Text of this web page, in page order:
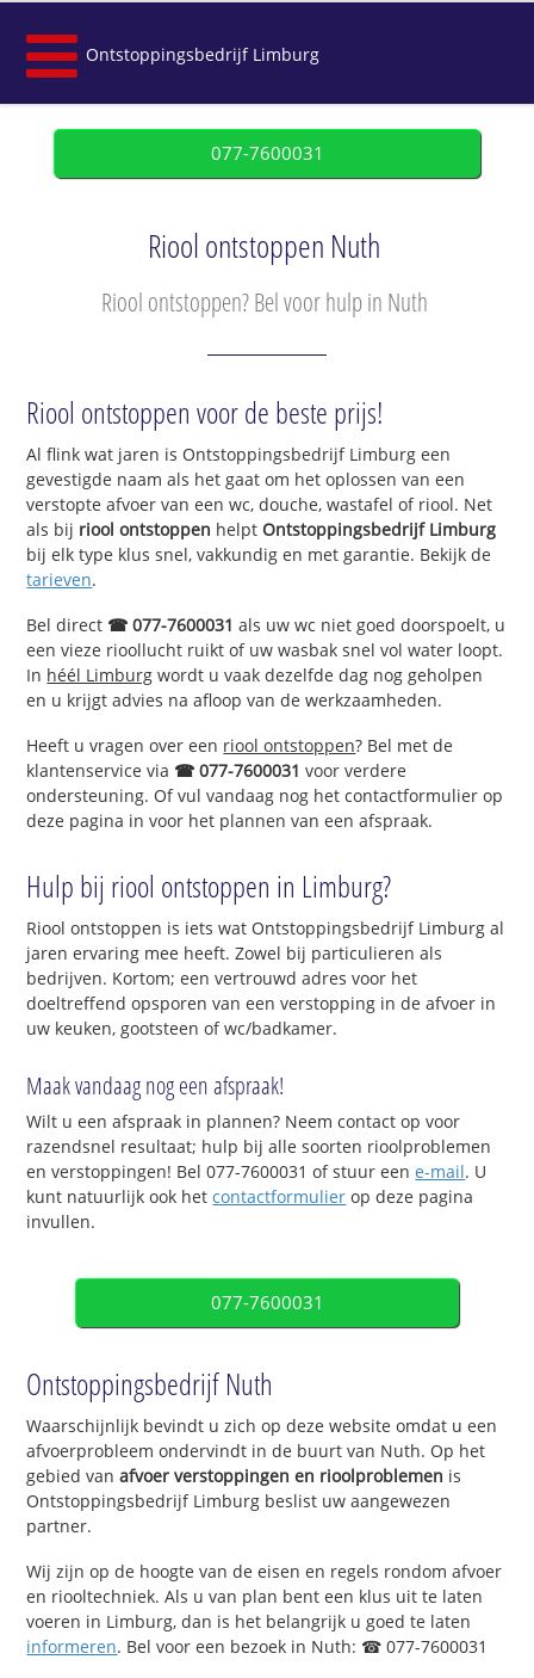
Ontstoppingsbedrijf Limburg
077-7600031
Riool ontstoppen Nuth
Riool ontstoppen? Bel voor hulp in Nuth
Riool ontstoppen voor de beste prijs!
Al flink wat jaren is Ontstoppingsbedrijf Limburg een
gevestigde naam als het gaat om het oplossen van een
verstopte afvoer van een wc, douche, wastafel of riool. Net
als bij riool ontstoppen helptOntstoppingsbedrijf Limburg
bij elk type klus snel, vakkundig en met garantie. Bekijk de
tarieven.
Bel direct ☎ 077-7600031 als uw wc niet goed doorspoelt, u
een vieze rioollucht ruikt of uw wasbak snel vol water loopt.
In héél Limburg wordt u vaak dezelfde dag nog geholpen
en u krijgt advies na afloop van de werkzaamheden.
Heeft u vragen over een riool ontstoppen? Bel met de
klantenservice via ☎ 077-7600031 voor verdere
ondersteuning. Of vul vandaag nog het contactformulier op
deze pagina in voor het plannen van een afspraak.
Hulp bij riool ontstoppen in Limburg?
Riool ontstoppen is iets wat Ontstoppingsbedrijf Limburg al
jaren ervaring mee heeft. Zowel bij particulieren als
bedrijven. Kortom; een vertrouwd adres voor het
doeltreffend opsporen van een verstopping in de afvoer in
uw keuken, gootsteen of wc/badkamer.
Maak vandaag nog een afspraak!
Wilt u een afspraak in plannen? Neem contact op voor
razendsnel resultaat; hulp bij alle soorten rioolproblemen
en verstoppingen! Bel 077-7600031 of stuur eene-mail. U
kunt natuurlijk ook hetcontactformulier op deze pagina
invullen.
077-7600031
Ontstoppingsbedrijf Nuth
Waarschijnlijk bevindt u zich op deze website omdat u een
afvoerprobleem ondervindt in de buurt van Nuth. Op het
gebied vanafvoer verstoppingen en rioolproblemen is
Ontstoppingsbedrijf Limburg beslist uw aangewezen
partner.
Wij zijn op de hoogte van de eisen en regels rondom afvoer
en riooltechniek. Als u van plan bent een klus uit te laten
voeren in Limburg, dan is het belangrijk u goed te laten
informeren. Bel voor een bezoek in Nuth: ☎ 077-7600031